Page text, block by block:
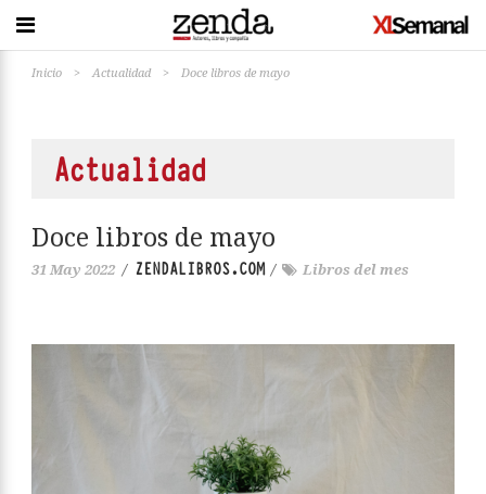
Inicio > Actualidad > Doce libros de mayo
Actualidad
Doce libros de mayo
31 May 2022 / ZENDALIBROS.COM/ Libros del mes